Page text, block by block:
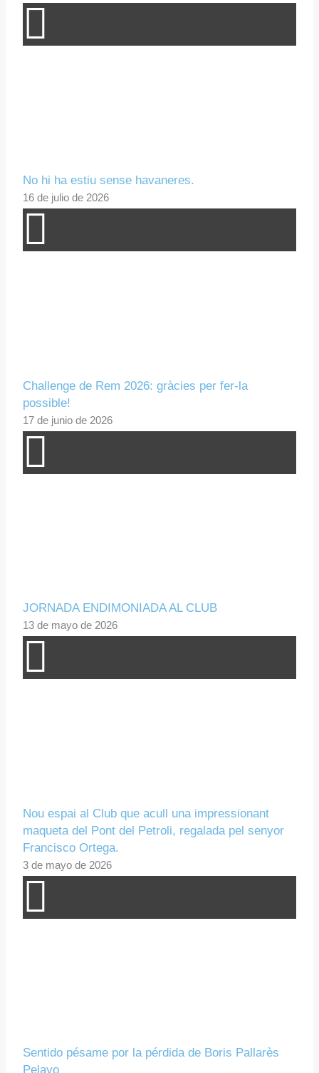
No hi ha estiu sense havaneres.
16 de julio de 2026
Challenge de Rem 2026: gràcies per fer-la
possible!
17 de junio de 2026
JORNADA ENDIMONIADA AL CLUB
13 de mayo de 2026
Nou espai al Club que acull una impressionant
maqueta del Pont del Petroli, regalada pel senyor
Francisco Ortega.
3 de mayo de 2026
Sentido pésame por la pérdida de Boris Pallarès
Pelayo